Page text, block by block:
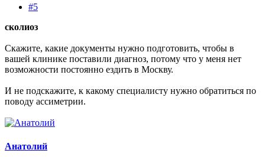
#5
сколиоз
Скажите, какие документы нужно подготовить, чтобы в
вашей клинике поставили диагноз, потому что у меня нет
возможности постоянно ездить в Москву.
И не подскажите, к какому специалисту нужно обратиться по
поводу ассиметрии.
Анатолий